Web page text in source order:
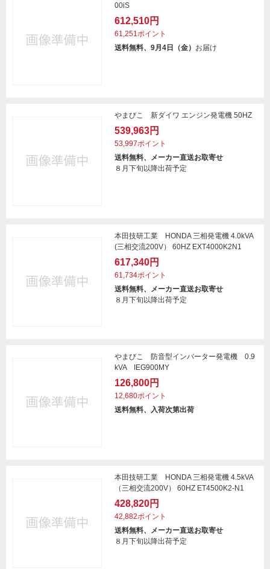
00iS
612,510円
61,251ポイント
送料無料、9月4日（金） お届け
やまびこ 新ダイワ エンジン発電機 50HZ
539,963円
53,997ポイント
送料無料、メーカー直送お取寄せ
８月下旬以降出荷予定
本田技研工業 HONDA 三相発電機 4.0kVA
(三相交流200V） 60HZ EXT4000K2N1
617,340円
61,734ポイント
送料無料、メーカー直送お取寄せ
８月下旬以降出荷予定
やまびこ 防音型インバーター発電機 0.9
kVA IEG900MY
126,800円
12,680ポイント
送料無料、入荷次第出荷
本田技研工業 HONDA 三相発電機 4.5kVA
（三相交流200V） 60HZ ET4500K2-N1
428,820円
42,882ポイント
送料無料、メーカー直送お取寄せ
８月下旬以降出荷予定